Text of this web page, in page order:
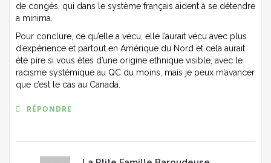
de congés, qui dans le système français aident à se détendre
a minima.
Pour conclure, ce qu’elle a vécu, elle l’aurait vécu avec plus
d’expérience et partout en Amérique du Nord et cela aurait
été pire si vous êtes d’une origine ethnique visible, avec le
racisme systémique au QC du moins, mais je peux m’avancer
que c’est le cas au Canada.
RÉPONDRE